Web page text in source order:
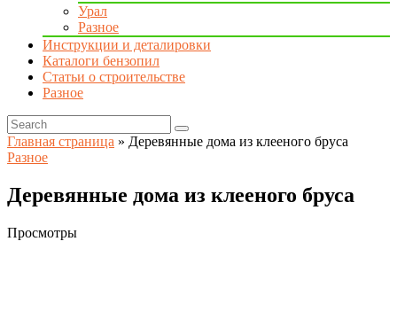
Урал
Разное
Инструкции и деталировки
Каталоги бензопил
Статьи о строительстве
Разное
Главная страница » Деревянные дома из клееного бруса
Разное
Деревянные дома из клееного бруса
Просмотры